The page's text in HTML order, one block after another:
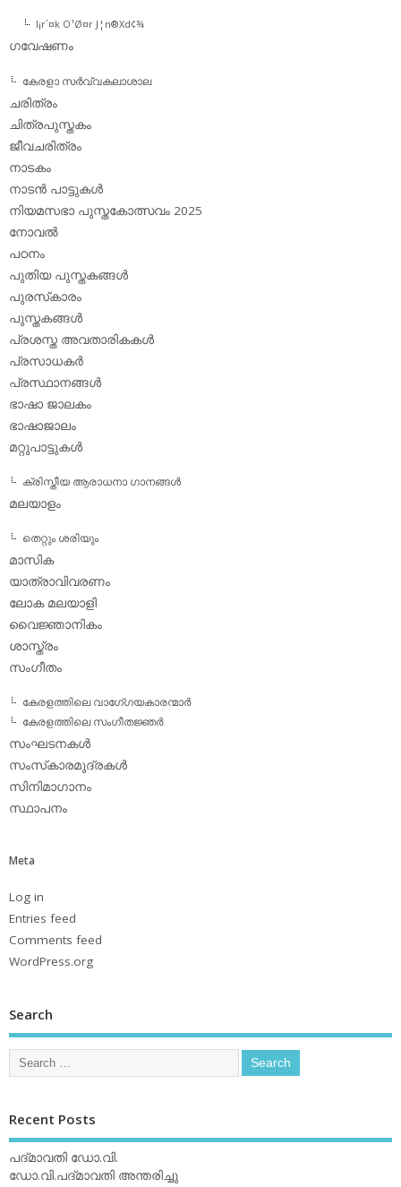
l¡r´¤k O¹Ø¤r J¦n®Xd¢¾
ഗവേഷണം
കേരളാ സര്‍വ്വകലാശാല
ചരിത്രം
ചിത്രപുസ്തകം
ജീവചരിത്രം
നാടകം
നാടന്‍ പാട്ടുകള്‍
നിയമസഭാ പുസ്തകോത്സവം 2025
നോവല്‍
പഠനം
പുതിയ പുസ്തകങ്ങള്‍
പുരസ്‌കാരം
പുസ്തകങ്ങള്‍
പ്രശസ്ത അവതാരികകള്‍
പ്രസാധകര്‍
പ്രസ്ഥാനങ്ങള്‍
ഭാഷാ ജാലകം
ഭാഷാജാലം
മറ്റുപാട്ടുകള്‍
ക്രിസ്തീയ ആരാധനാ ഗാനങ്ങള്‍
മലയാളം
തെറ്റും ശരിയും
മാസിക
യാത്രാവിവരണം
ലോക മലയാളി
വൈജ്ഞാനികം
ശാസ്ത്രം
സംഗീതം
കേരളത്തിലെ വാഗേ്ഗയകാരന്മാര്‍
കേരളത്തിലെ സംഗീതജ്ഞര്‍
സംഘടനകള്‍
സംസ്‌കാരമുദ്രകള്‍
സിനിമാഗാനം
സ്ഥാപനം
Meta
Log in
Entries feed
Comments feed
WordPress.org
Search
Recent Posts
പദ്മാവതി ഡോ.വി.
ഡോ.വി.പദ്മാവതി അന്തരിച്ചു